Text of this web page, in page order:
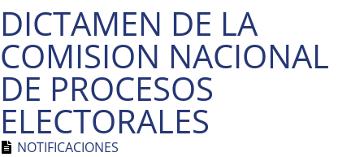
DICTAMEN DE LA
COMISION NACIONAL
DE PROCESOS
ELECTORALES
NOTIFICACIONES